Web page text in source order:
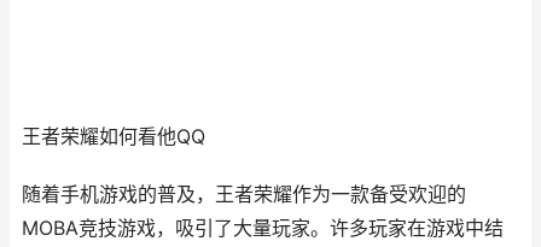
王者荣耀如何看他QQ
随着手机游戏的普及，王者荣耀作为一款备受欢迎的
MOBA竞技游戏，吸引了大量玩家。许多玩家在游戏中结